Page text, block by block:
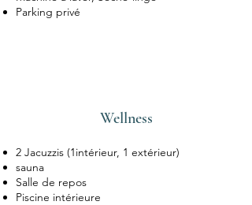
Parking privé
Wellness
2 Jacuzzis (1intérieur, 1 extérieur)
sauna
Salle de repos
Piscine intérieure